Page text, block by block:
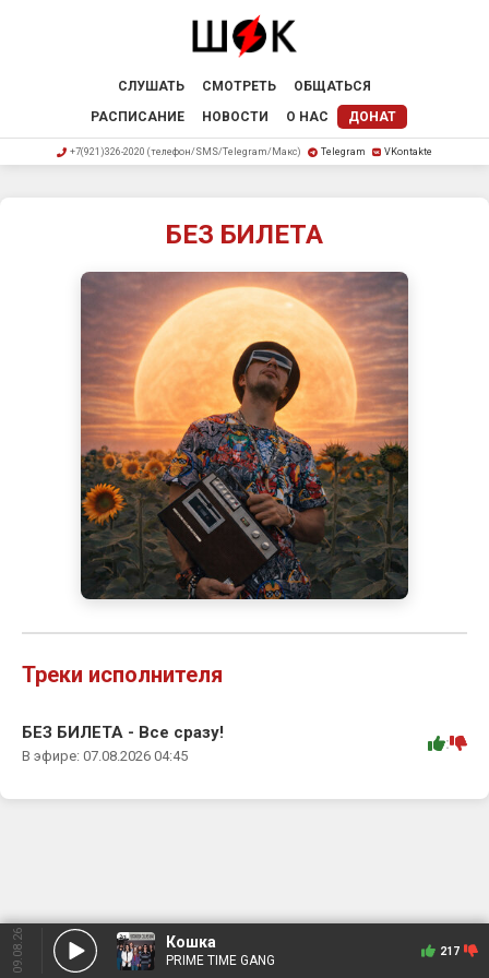
СЛУШАТЬ СМОТРЕТЬ
ОБЩАТЬСЯ
РАСПИСАНИЕ
НОВОСТИ О НАС ДОНАТ
+7(921)326-2020 (телефон/SMS/Telegram/Макс) Telegram VKontakte
БЕЗ БИЛЕТА
Треки исполнителя
БЕЗ БИЛЕТА - Все сразу!
В эфире: 07.08.2026 04:45
:
09.08.26 Кошка
PRIME TIME GANG
217